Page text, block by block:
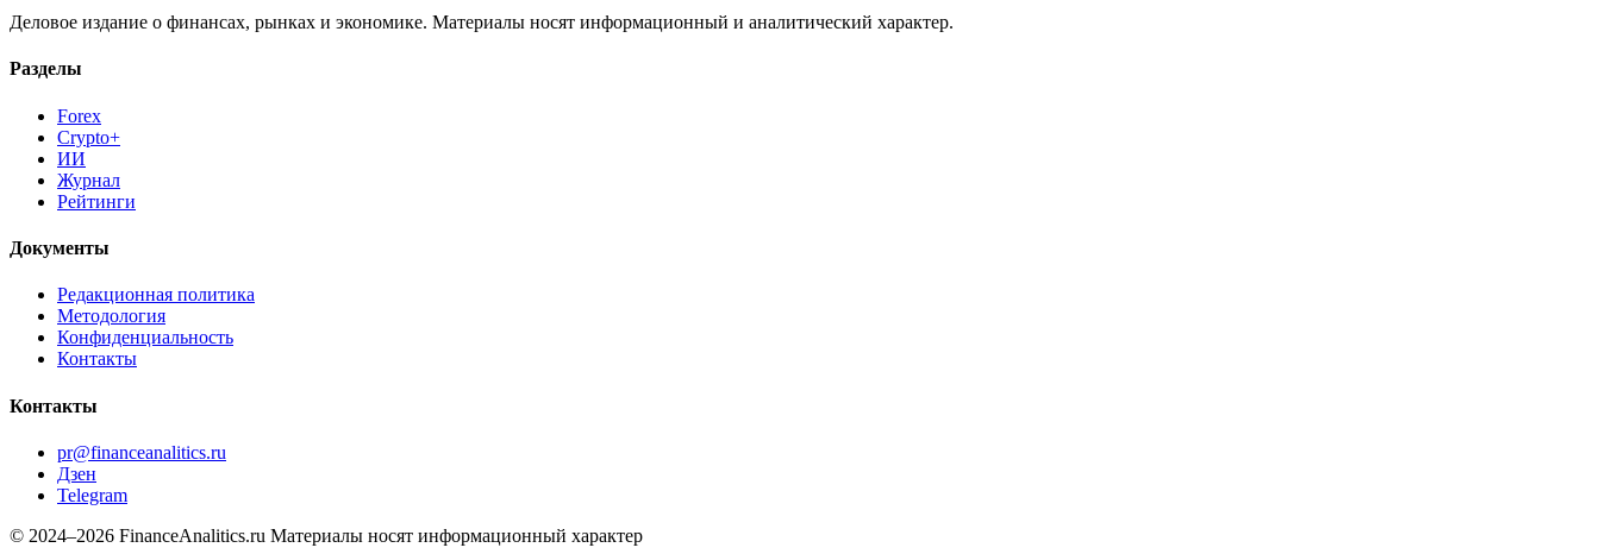
Деловое издание о финансах, рынках и экономике. Материалы носят информационный и аналитический характер.
Разделы
Forex
Crypto+
ИИ
Журнал
Рейтинги
Документы
Редакционная политика
Методология
Конфиденциальность
Контакты
Контакты
pr@financeanalitics.ru
Дзен
Telegram
© 2024–2026 FinanceAnalitics.ru Материалы носят информационный характер